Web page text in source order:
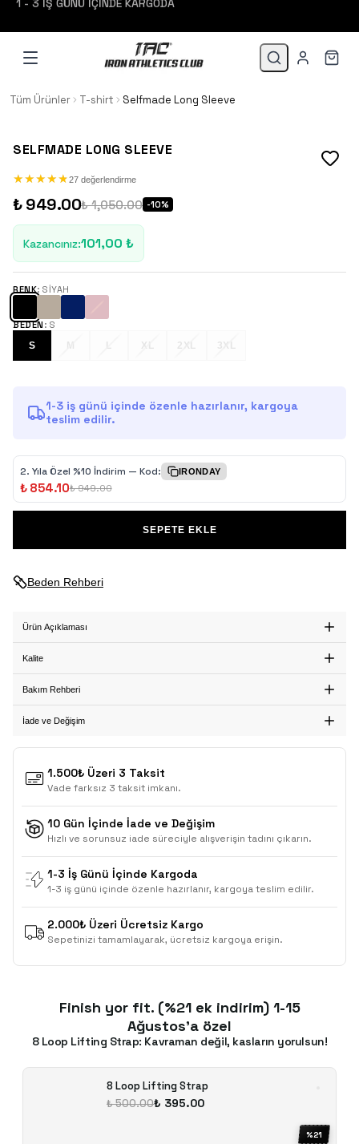
Tüm Ürünler T-shirt Selfmade Long Sleeve
SELFMADE LONG SLEEVE
★
★★
★★
★★
★★
★ 27 değerlendirme
₺ 949.00₺ 1,050.00 -10%
Kazancınız:101,00 ₺
RENK: SIYAH
BEDEN : S
S
M L XL 2XL 3XL
Beden Rehberi
1-3 iş günü içinde özenle hazırlanır, kargoya
teslim edilir.
2.⁠ ⁠Yıla Özel %10 İndirim — Kod: IRONDAY
₺ 854.10₺ 949.00
SEPETE EKLE
Ürün Açıklaması
Kalite
Bakım Rehberi
İade ve Değişim
1.500₺ Üzeri 3 Taksit
Vade farksız 3 taksit imkanı.
10 Gün İçinde İade ve Değişim
Hızlı ve sorunsuz iade süreciyle alışverişin tadını çıkarın.
1-3 İş Günü İçinde Kargoda
1-3 iş günü içinde özenle hazırlanır, kargoya teslim edilir.
2.000₺ Üzeri Ücretsiz Kargo
Sepetinizi tamamlayarak, ücretsiz kargoya erişin.
Finish yor fit. (%21 ek indirim) 1-15
Ağustos'a özel
8 Loop Lifting Strap: Kavraman değil, kasların yorulsun!
8 Loop Lifting Strap
₺ 500.00₺ 395.00
%21